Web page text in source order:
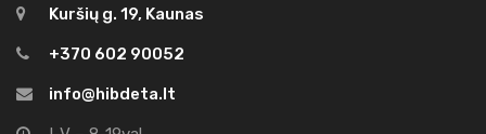
Kuršių g. 19, Kaunas
+370 602 90052
info@hibdeta.lt